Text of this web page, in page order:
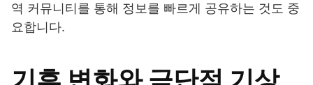
역 커뮤니티를 통해 정보를 빠르게 공유하는 것도 중
요합니다.